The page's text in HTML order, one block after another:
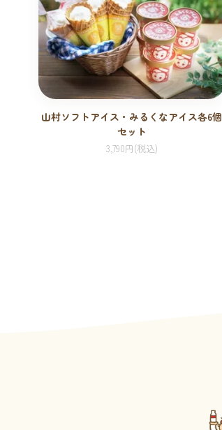
山村ソフトアイス・みるくなアイス各6個
セット
3,790円(税込)